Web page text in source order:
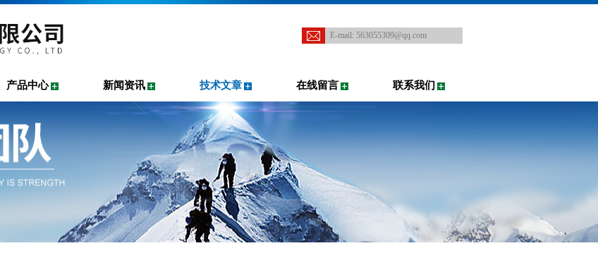
E-mail: 563055309@qq.com
产品中心 新闻资讯 技术文章 在线留言 联系我们